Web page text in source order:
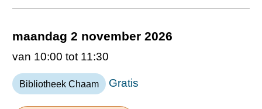
maandag 2 november 2026
van 10:00 tot 11:30
Bibliotheek Chaam Gratis